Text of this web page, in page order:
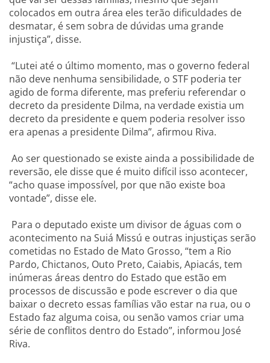
colocados em outra área eles terão dificuldades de
desmatar, é sem sobra de dúvidas uma grande
injustiça”, disse.
“Lutei até o último momento, mas o governo federal
não deve nenhuma sensibilidade, o STF poderia ter
agido de forma diferente, mas preferiu referendar o
decreto da presidente Dilma, na verdade existia um
decreto da presidente e quem poderia resolver isso
era apenas a presidente Dilma”, afirmou Riva.
Ao ser questionado se existe ainda a possibilidade de
reversão, ele disse que é muito difícil isso acontecer,
“acho quase impossível, por que não existe boa
vontade”, disse ele.
Para o deputado existe um divisor de águas com o
acontecimento na Suiá Missú e outras injustiças serão
cometidas no Estado de Mato Grosso, “tem a Rio
Pardo, Chictanos, Outo Preto, Caiabis, Apiacás, tem
inúmeras áreas dentro do Estado que estão em
processos de discussão e pode escrever o dia que
baixar o decreto essas famílias vão estar na rua, ou o
Estado faz alguma coisa, ou senão vamos criar uma
série de conflitos dentro do Estado”, informou José
Riva.